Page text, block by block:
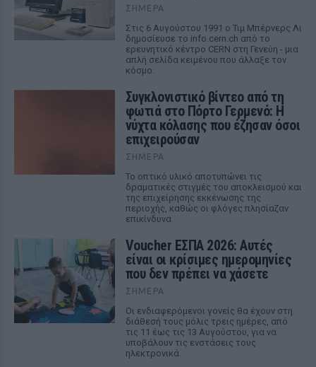
ΣΉΜΕΡΑ
Στις 6 Αυγούστου 1991 ο Τιμ Μπέρνερς Λι
δημοσίευσε το info.cern.ch από το
ερευνητικό κέντρο CERN στη Γενεύη - μια
απλή σελίδα κειμένου που άλλαξε τον
κόσμο.
Συγκλονιστικό βίντεο από τη
φωτιά στο Πόρτο Γερμενό: Η
νύχτα κόλασης που έζησαν όσοι
επιχειρούσαν
ΣΉΜΕΡΑ
Το οπτικό υλικό αποτυπώνει τις
δραματικές στιγμές του αποκλεισμού και
της επιχείρησης εκκένωσης της
περιοχής, καθώς οι φλόγες πλησίαζαν
επικίνδυνα
Voucher ΕΣΠΑ 2026: Αυτές
είναι οι κρίσιμες ημερομηνίες
που δεν πρέπει να χάσετε
ΣΉΜΕΡΑ
Οι ενδιαφερόμενοι γονείς θα έχουν στη
διάθεσή τους μόλις τρεις ημέρες, από
τις 11 έως τις 13 Αυγούστου, για να
υποβάλουν τις ενστάσεις τους
ηλεκτρονικά.